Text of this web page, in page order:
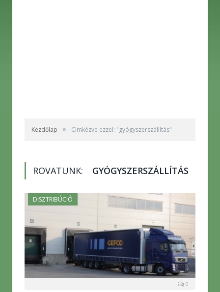
Kezdőlap » Címkézve ezzel: "gyógyszerszállítás"
ROVATUNK: GYÓGYSZERSZÁLLÍTÁS
DISZTRIBÚCIÓ
0